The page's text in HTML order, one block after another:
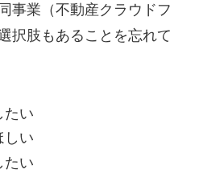
事業（不動産クラウドフ
択肢もあることを忘れて
たい
しい
たい